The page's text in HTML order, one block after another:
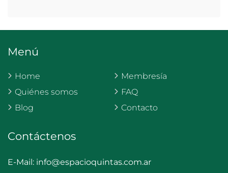
Menú
Home
Quiénes somos
Blog
Membresía
FAQ
Contacto
Contáctenos
E-Mail: info@espacioquintas.com.ar